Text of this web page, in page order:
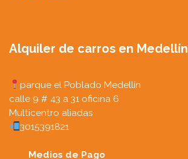
Alquiler de carros en Medellín
parque el Poblado Medellín
calle 9 # 43 a 31 oficina 6
Multicentro aliadas
3015391821
Medios de Pago